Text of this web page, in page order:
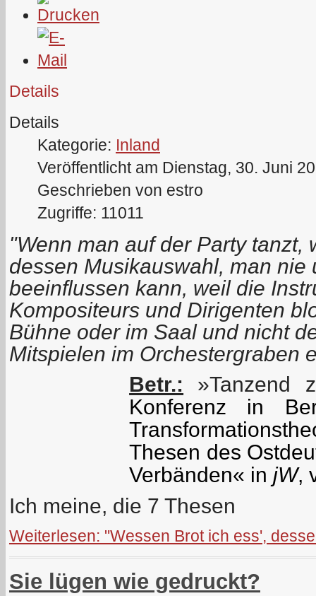
Details
Details
Kategorie: Inland
Veröffentlicht am Dienstag, 30. Juni
Geschrieben von estro
Zugriffe: 11011
"Wenn man auf der Party tanzt,
dessen Musikauswahl, man nie
beeinflussen kann, weil die
Kompositeurs und Dirigenten
Bühne oder im Saal und nicht
Mitspielen im Orchestergraben
Betr.: »Tanzend
Konferenz in
Thesen des
Verbänden« in jW,
Ich meine, die 7 Thesen
Weiterlesen: "Wessen Brot ich ess',
Sie lügen wie gedruckt?